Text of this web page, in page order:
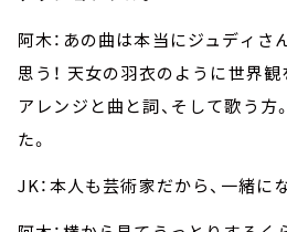
阿木：あの曲は本当にジュディさ
思う！ 天女の羽衣のように世界観
アレンジと曲と詞、そして歌う方
た。
JK：本人も芸術家だから、一緒に